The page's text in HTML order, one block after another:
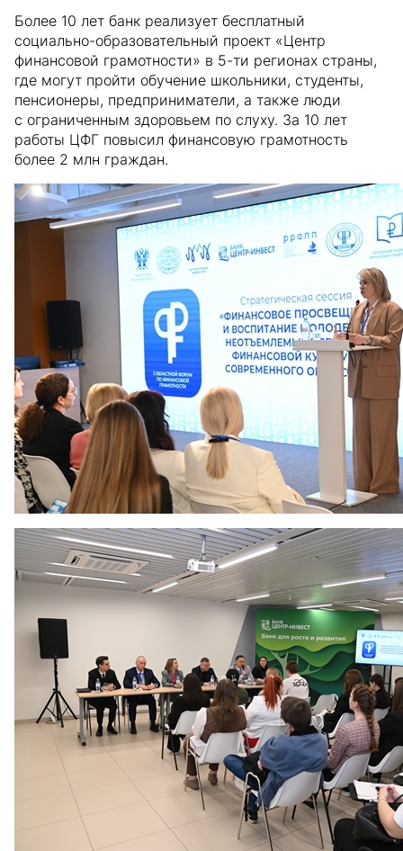
Более 10 лет банк реализует бесплатный
социально-образовательный проект «Центр
финансовой грамотности» в 5-ти регионах страны,
где могут пройти обучение школьники, студенты,
пенсионеры, предприниматели, а также люди
с ограниченным здоровьем по слуху. За 10 лет
работы ЦФГ повысил финансовую грамотность
более 2 млн граждан.